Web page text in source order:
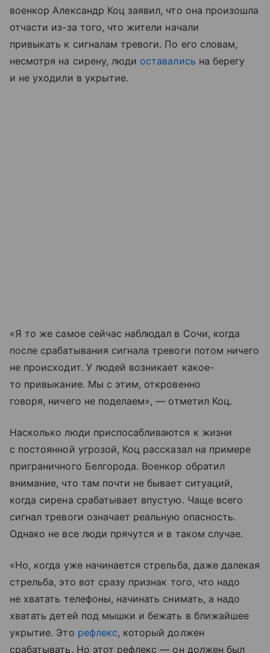
военкор Александр Коц заявил, что она произошла
отчасти из-за того, что жители начали
привыкать к сигналам тревоги. По его словам,
несмотря на сирену, люди оставались на берегу
и не уходили в укрытие.
«Я то же самое сейчас наблюдал в Сочи, когда
после срабатывания сигнала тревоги потом ничего
не происходит. У людей возникает какое-
то привыкание. Мы с этим, откровенно
говоря, ничего не поделаем», — отметил Коц.
Насколько люди приспосабливаются к жизни
с постоянной угрозой, Коц рассказал на примере
приграничного Белгорода. Военкор обратил
внимание, что там почти не бывает ситуаций,
когда сирена срабатывает впустую. Чаще всего
сигнал тревоги означает реальную опасность.
Однако не все люди прячутся и в таком случае.
«Но, когда уже начинается стрельба, даже далекая
стрельба, это вот сразу признак того, что надо
не хватать телефоны, начинать снимать, а надо
хватать детей под мышки и бежать в ближайшее
укрытие. Это рефлекс, который должен
срабатывать. Но этот рефлекс — он должен был